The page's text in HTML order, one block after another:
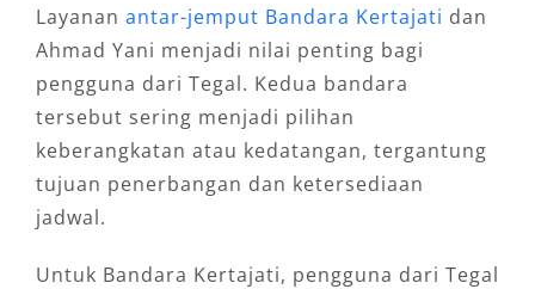
Layanan antar-jemput Bandara Kertajati dan
Ahmad Yani menjadi nilai penting bagi
pengguna dari Tegal. Kedua bandara
tersebut sering menjadi pilihan
keberangkatan atau kedatangan, tergantung
tujuan penerbangan dan ketersediaan
jadwal.
Untuk Bandara Kertajati, pengguna dari Tegal